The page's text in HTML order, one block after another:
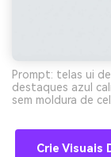
Prompt: telas ui
destaques azul
sem moldura de
Crie Visuais